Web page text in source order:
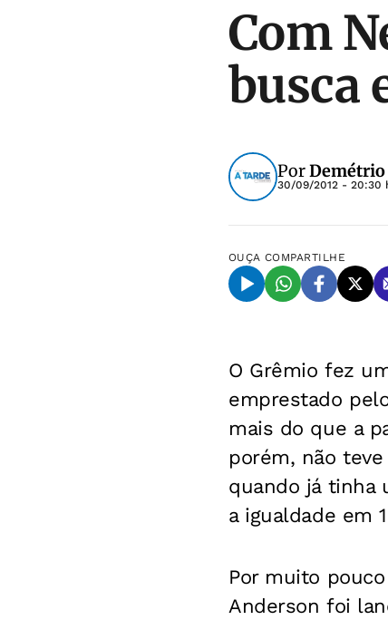
Com
busca
PorDemétrio
30/09/2012 - 20:30
OUÇA COMPARTILHE
O Grêmio fez
emprestado
mais do que a
porém, não
quando já tinha
a igualdade em
Por muito
Anderson foi